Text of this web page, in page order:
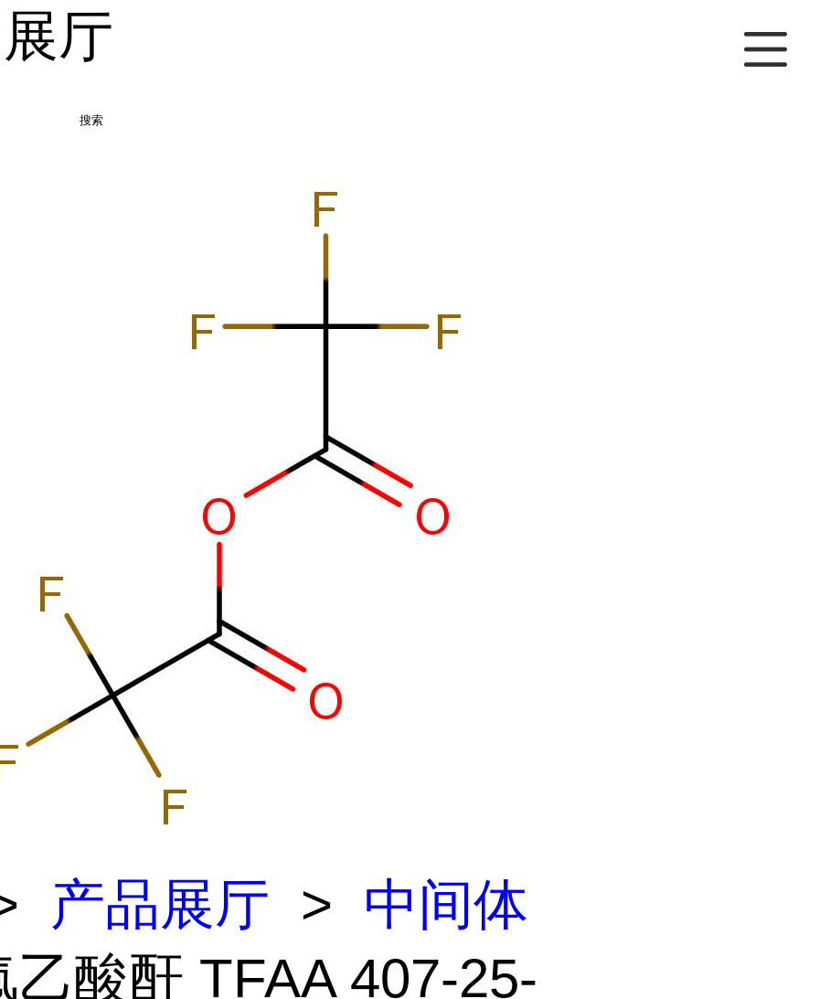
厅
搜索
产品展厅 > 中间体
乙酸酐 TFAA 407-25-